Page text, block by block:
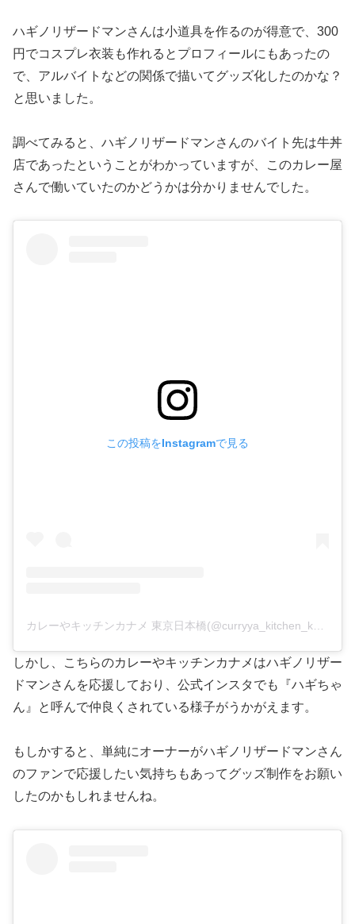
ハギノリザードマンさんは小道具を作るのが得意で、300
円でコスプレ衣装も作れるとプロフィールにもあったの
で、アルバイトなどの関係で描いてグッズ化したのかな？
と思いました。
調べてみると、ハギノリザードマンさんのバイト先は牛丼
店であったということがわかっていますが、このカレー屋
さんで働いていたのかどうかは分かりませんでした。
この投稿をInstagramで見る
カレーやキッチンカナメ 東京日本橋(@curryya_kitchen_kaname)がシェアした投稿
しかし、こちらのカレーやキッチンカナメはハギノリザー
ドマンさんを応援しており、公式インスタでも『ハギちゃ
ん』と呼んで仲良くされている様子がうかがえます。
もしかすると、単純にオーナーがハギノリザードマンさん
のファンで応援したい気持ちもあってグッズ制作をお願い
したのかもしれませんね。